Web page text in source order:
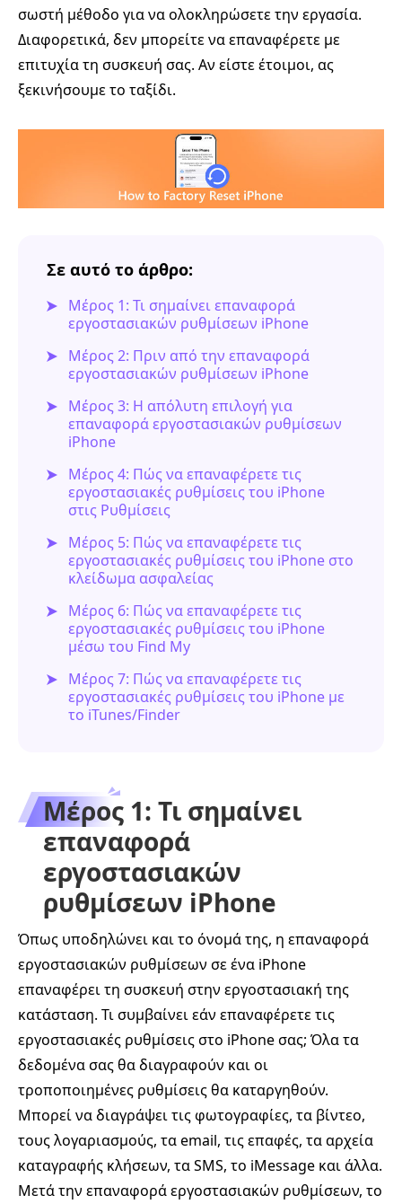
σωστή μέθοδο για να ολοκληρώσετε την εργασία.
Διαφορετικά, δεν μπορείτε να επαναφέρετε με
επιτυχία τη συσκευή σας. Αν είστε έτοιμοι, ας
ξεκινήσουμε το ταξίδι.
Σε αυτό το άρθρο:
Μέρος 1: Τι σημαίνει επαναφορά
εργοστασιακών ρυθμίσεων iPhone
Μέρος 2: Πριν από την επαναφορά
εργοστασιακών ρυθμίσεων iPhone
Μέρος 3: Η απόλυτη επιλογή για
επαναφορά εργοστασιακών ρυθμίσεων
iPhone
Μέρος 4: Πώς να επαναφέρετε τις
εργοστασιακές ρυθμίσεις του iPhone
στις Ρυθμίσεις
Μέρος 5: Πώς να επαναφέρετε τις
εργοστασιακές ρυθμίσεις του iPhone στο
κλείδωμα ασφαλείας
Μέρος 6: Πώς να επαναφέρετε τις
εργοστασιακές ρυθμίσεις του iPhone
μέσω του Find My
Μέρος 7: Πώς να επαναφέρετε τις
εργοστασιακές ρυθμίσεις του iPhone με
το iTunes/Finder
Μέρος 1: Τι σημαίνει
επαναφορά
εργοστασιακών
ρυθμίσεων iPhone
Όπως υποδηλώνει και το όνομά της, η επαναφορά
εργοστασιακών ρυθμίσεων σε ένα iPhone
επαναφέρει τη συσκευή στην εργοστασιακή της
κατάσταση. Τι συμβαίνει εάν επαναφέρετε τις
εργοστασιακές ρυθμίσεις στο iPhone σας; Όλα τα
δεδομένα σας θα διαγραφούν και οι
τροποποιημένες ρυθμίσεις θα καταργηθούν.
Μπορεί να διαγράψει τις φωτογραφίες, τα βίντεο,
τους λογαριασμούς, τα email, τις επαφές, τα αρχεία
καταγραφής κλήσεων, τα SMS, το iMessage και άλλα.
Μετά την επαναφορά εργοστασιακών ρυθμίσεων, το